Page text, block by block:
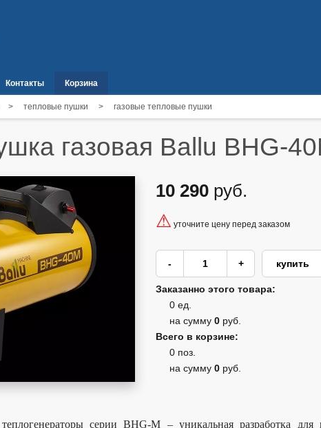
Контакты Корзина
> тепловые пушки > газовые тепловые пушки
газовая Ballu BHG-
10 290 руб.
⚠ уточните цену перед заказом
Заказанно этого товара:
0 ед.
на сумму 0 руб.
Всего в корзине:
0 поз.
на сумму 0 руб.
серии BHG-M – уникальная разработка